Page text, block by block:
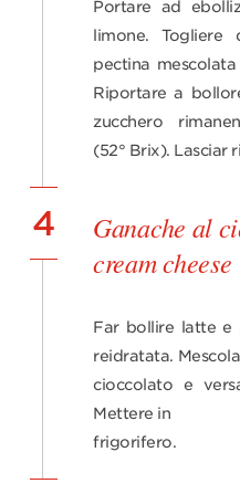
Portare ad
limone.
pectina
Riportare a
zucchero
(52° Brix). Lasciar
4
Ganache al
cream cheese
Far bollire latte e
reidratata.
cioccolato e
Mettere in
frigorifero.